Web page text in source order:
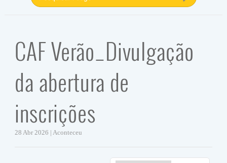
CAF Verão_Divulgação
da abertura de
inscrições
28 Abr 2026 | Aconteceu